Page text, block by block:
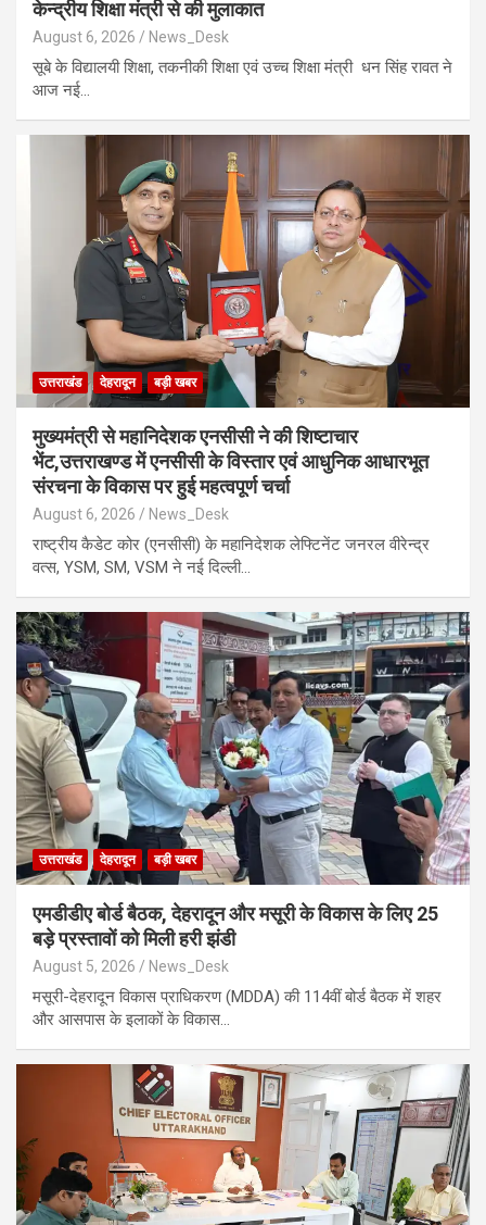
केन्द्रीय शिक्षा मंत्री से की मुलाकात
August 6, 2026 News_Desk
सूबे के विद्यालयी शिक्षा, तकनीकी शिक्षा एवं उच्च शिक्षा मंत्री धन सिंह रावत ने
आज नई…
उत्तराखंड देहरादून बड़ी खबर
मुख्यमंत्री से महानिदेशक एनसीसी ने की शिष्टाचार
भेंट,उत्तराखण्ड में एनसीसी के विस्तार एवं आधुनिक आधारभूत
संरचना के विकास पर हुई महत्वपूर्ण चर्चा
August 6, 2026 News_Desk
राष्ट्रीय कैडेट कोर (एनसीसी) के महानिदेशक लेफ्टिनेंट जनरल वीरेन्द्र
वत्स, YSM, SM, VSM ने नई दिल्ली…
उत्तराखंड देहरादून बड़ी खबर
एमडीडीए बोर्ड बैठक, देहरादून और मसूरी के विकास के लिए 25
बड़े प्रस्तावों को मिली हरी झंडी
August 5, 2026 News_Desk
मसूरी-देहरादून विकास प्राधिकरण (MDDA) की 114वीं बोर्ड बैठक में शहर
और आसपास के इलाकों के विकास…